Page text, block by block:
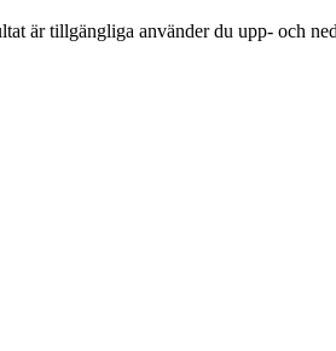
är tillgängliga använder du upp- och